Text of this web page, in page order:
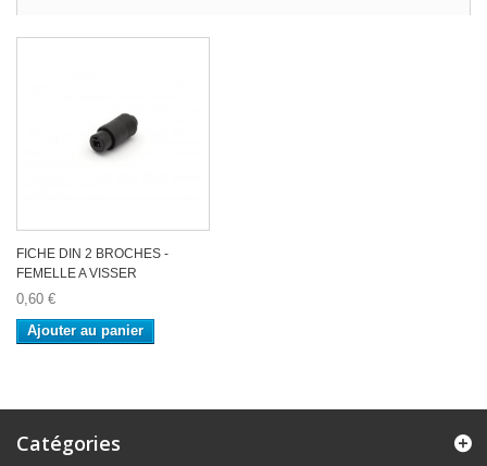
FICHE DIN 2 BROCHES -
FEMELLE A VISSER
0,60 €
Ajouter au panier
Catégories